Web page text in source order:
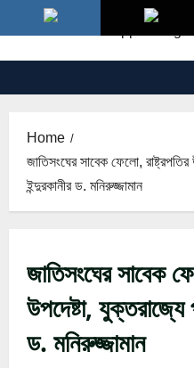
to
content
Home
জাতিসংঘের সাবেক ফেলো,
ইন্দুরকানীর ড. মনিরুজ্জামান
জাতিসংঘের সাবেক
উপদেষ্টা,
ড. মনিরুজ্জামান